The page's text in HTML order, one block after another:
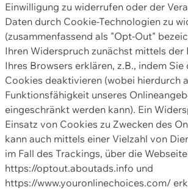
Einwilligung zu widerrufen oder der
Daten durch Cookie-Technologien zu
(zusammenfassend als "Opt-Out"
Ihren Widerspruch zunächst mittels der
Ihres Browsers erklären, z.B., indem
Cookies deaktivieren (wobei hierdurch
Funktionsfähigkeit unseres
eingeschränkt werden kann). Ein
Einsatz von Cookies zu Zwecken des
kann auch mittels einer Vielzahl von
im Fall des Trackings, über die
https://optout.aboutads.info und
https://www.youronlinechoices.com/